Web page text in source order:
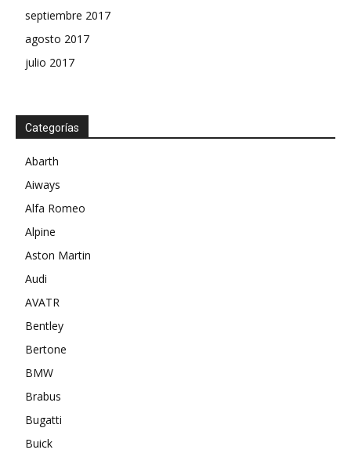
septiembre 2017
agosto 2017
julio 2017
Categorías
Abarth
Aiways
Alfa Romeo
Alpine
Aston Martin
Audi
AVATR
Bentley
Bertone
BMW
Brabus
Bugatti
Buick